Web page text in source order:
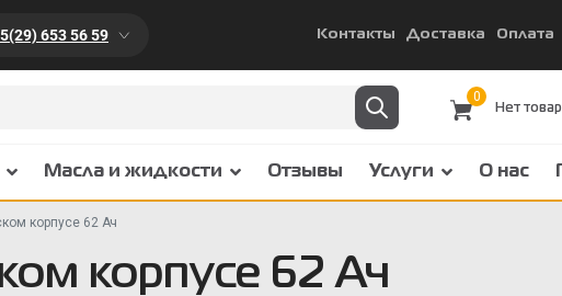
653 56 59 Контакты Доставка Оплата
0
Масла и жидкости Отзывы Услуги О нас
корпусе 62 Ач
корпусе 62 Ач